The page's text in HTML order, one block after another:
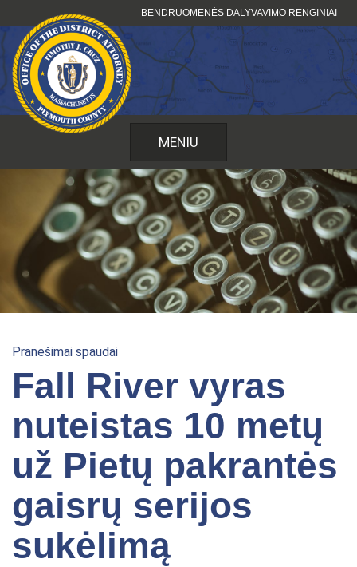
prie
turinio
BENDRUOMENĖS DALYVAVIMO RENGINIAI
MENIU
Pranešimai spaudai
Fall River vyras
nuteistas 10 metų
už Pietų pakrantės
gaisrų serijos
sukėlimą